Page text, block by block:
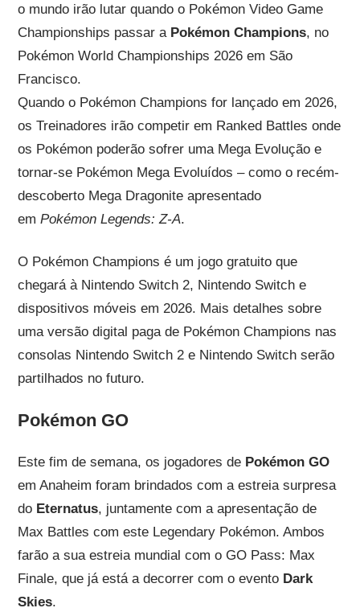
o mundo irão lutar quando o Pokémon Video Game
Championships passar a Pokémon Champions, no
Pokémon World Championships 2026 em São
Francisco.
Quando o Pokémon Champions for lançado em 2026,
os Treinadores irão competir em Ranked Battles onde
os Pokémon poderão sofrer uma Mega Evolução e
tornar-se Pokémon Mega Evoluídos – como o recém-
descoberto Mega Dragonite apresentado
em Pokémon Legends: Z-A.
O Pokémon Champions é um jogo gratuito que
chegará à Nintendo Switch 2, Nintendo Switch e
dispositivos móveis em 2026. Mais detalhes sobre
uma versão digital paga de Pokémon Champions nas
consolas Nintendo Switch 2 e Nintendo Switch serão
partilhados no futuro.
Pokémon GO
Este fim de semana, os jogadores de Pokémon GO
em Anaheim foram brindados com a estreia surpresa
do Eternatus, juntamente com a apresentação de
Max Battles com este Legendary Pokémon. Ambos
farão a sua estreia mundial com o GO Pass: Max
Finale, que já está a decorrer com o evento Dark
Skies.